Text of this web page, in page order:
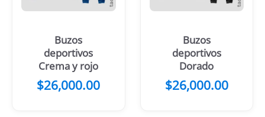
Buzos
deportivos
Crema y rojo
$26,000.00
Buzos
deportivos
Dorado
$26,000.00